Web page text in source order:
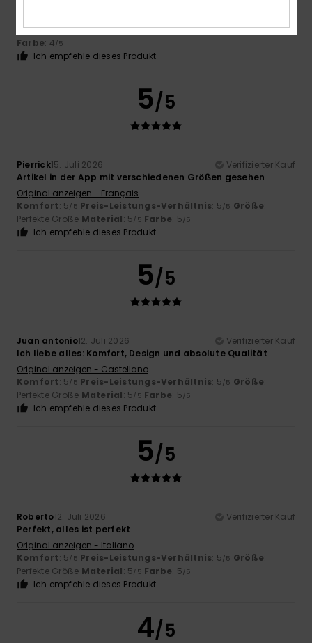
Komfort: 5/5 Preis-Leistungs-Verhältnis: 5/5 Material: 5/5
Farbe: 4/5
Ich empfehle dieses Produkt
5/5
Pierrick15. Juli 2026
Verifizierter Kauf
Artikel in der App mit verschiedenen Größen gesehen
Original anzeigen - Français
Komfort: 5/5 Preis-Leistungs-Verhältnis: 5/5 Größe:
Perfekte Größe Material: 5/5 Farbe: 5/5
Ich empfehle dieses Produkt
5/5
Juan antonio12. Juli 2026
Verifizierter Kauf
Ich liebe alles: Komfort, Design und absolute Qualität
Original anzeigen - Castellano
Komfort: 5/5 Preis-Leistungs-Verhältnis: 5/5 Größe:
Perfekte Größe Material: 5/5 Farbe: 5/5
Ich empfehle dieses Produkt
5/5
Roberto12. Juli 2026
Verifizierter Kauf
Perfekt, alles ist perfekt
Original anzeigen - Italiano
Komfort: 5/5 Preis-Leistungs-Verhältnis: 5/5 Größe:
Perfekte Größe Material: 5/5 Farbe: 5/5
Ich empfehle dieses Produkt
4/5